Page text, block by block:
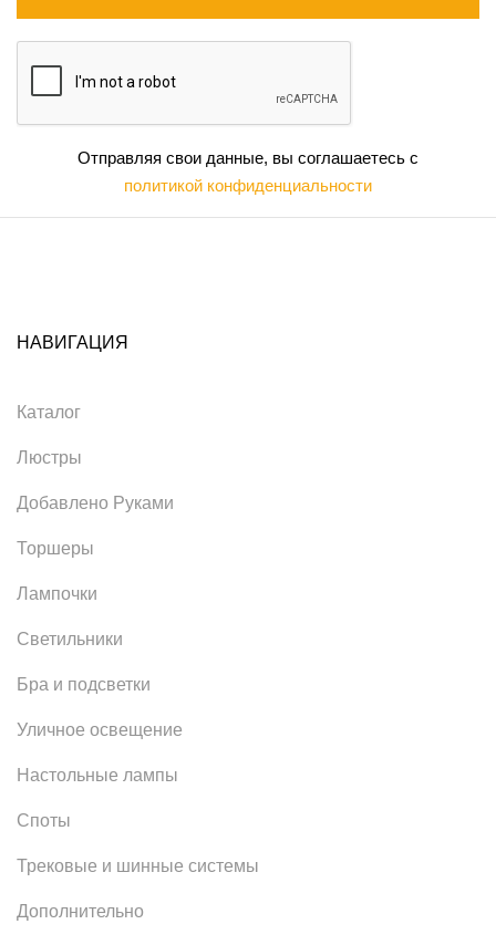
Отправляя свои данные, вы соглашаетесь с
политикой конфиденциальности
НАВИГАЦИЯ
Каталог
Люстры
Добавлено Руками
Торшеры
Лампочки
Светильники
Бра и подсветки
Уличное освещение
Настольные лампы
Споты
Трековые и шинные системы
Дополнительно